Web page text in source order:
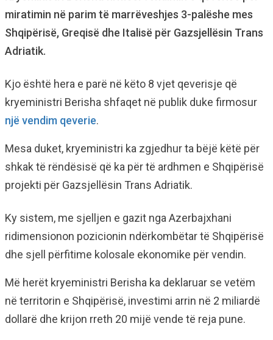
miratimin në parim të marrëveshjes 3-palëshe mes
Shqipërisë, Greqisë dhe Italisë për Gazsjellësin Trans
Adriatik.
Kjo është hera e parë në këto 8 vjet qeverisje që
kryeministri Berisha shfaqet në publik duke firmosur
një vendim qeverie.
Mesa duket, kryeministri ka zgjedhur ta bëjë këtë për
shkak të rëndësisë që ka për të ardhmen e Shqipërisë
projekti për Gazsjellësin Trans Adriatik.
Ky sistem, me sjelljen e gazit nga Azerbajxhani
ridimensionon pozicionin ndërkombëtar të Shqipërisë
dhe sjell përfitime kolosale ekonomike për vendin.
Më herët kryeministri Berisha ka deklaruar se vetëm
në territorin e Shqipërisë, investimi arrin në 2 miliardë
dollarë dhe krijon rreth 20 mijë vende të reja pune.